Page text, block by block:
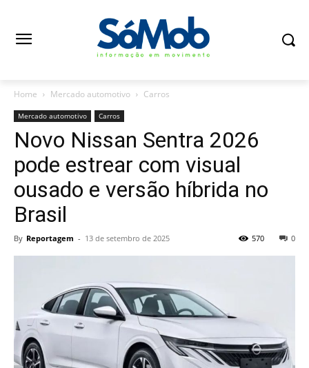
Home Mercado automotivo Carros
Mercado automotivo Carros
Novo Nissan Sentra 2026
pode estrear com visual
ousado e versão híbrida no
Brasil
By Reportagem - 13 de setembro de 2025 0
570